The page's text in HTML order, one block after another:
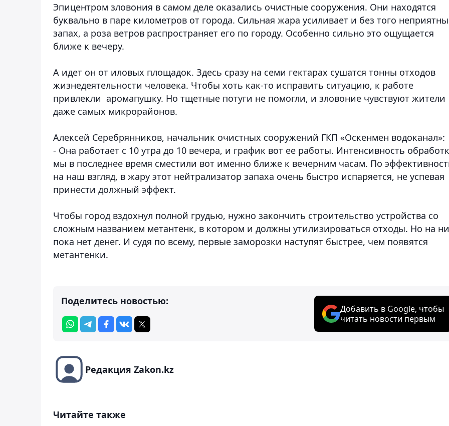
Эпицентром зловония в самом деле оказались очистные сооружения. Они находятся
буквально в паре километров от города. Сильная жара усиливает и без того
запах, а роза ветров распространяет его по городу. Особенно сильно это ощущается
ближе к вечеру.
А идет он от иловых площадок. Здесь сразу на семи гектарах сушатся тонны отходов
жизнедеятельности человека. Чтобы хоть как-то исправить ситуацию, к работе
привлекли аромапушку. Но тщетные потуги не помогли, и зловоние чувствуют жители
даже самых микрорайонов.
Алексей Серебрянников, начальник очистных сооружений ГКП «Оскенмен водоканал»:
- Она работает с 10 утра до 10 вечера, и график вот ее работы. Интенсивность
мы в последнее время сместили вот именно ближе к вечерним часам. По
на наш взгляд, в жару этот нейтрализатор запаха очень быстро испаряется, не успевая
принести должный эффект.
Чтобы город вздохнул полной грудью, нужно закончить строительство устройства со
сложным названием метантенк, в котором и должны утилизироваться отходы. Но на
пока нет денег. И судя по всему, первые заморозки наступят быстрее, чем появятся
метантенки.
Поделитесь новостью:
Добавить в Google, чтобы
читать новости первым
Редакция Zakon.kz
Читайте также